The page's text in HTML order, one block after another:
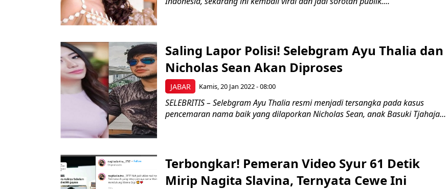
JABAR
Saling Lapor Polisi! Selebgram Ayu Thalia dan
Nicholas Sean Akan Diproses
Kamis, 20 Jan 2022 - 08:00
SELEBRITIS – Selebgram Ayu Thalia resmi menjadi tersangka pada kasus
pencemaran nama baik yang dilaporkan Nicholas Sean, anak Basuki Tjahaja...
Terbongkar! Pemeran Video Syur 61 Detik
Mirip Nagita Slavina, Ternyata Cewe Ini